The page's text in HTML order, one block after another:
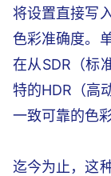
将设置直接写
色彩准确度。
在从SDR（标
特的HDR（高
一致可靠的色
迄今为止，这